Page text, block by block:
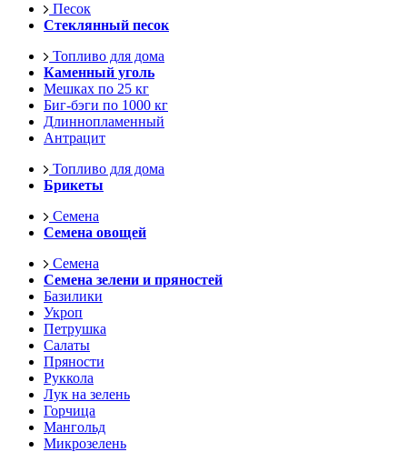
Песок
Стеклянный песок
Топливо для дома
Каменный уголь
Мешках по 25 кг
Биг-бэги по 1000 кг
Длиннопламенный
Антрацит
Топливо для дома
Брикеты
Семена
Семена овощей
Семена
Семена зелени и пряностей
Базилики
Укроп
Петрушка
Салаты
Пряности
Руккола
Лук на зелень
Горчица
Мангольд
Микрозелень